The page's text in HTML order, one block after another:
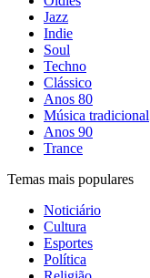
Jazz
Indie
Soul
Techno
Clássico
Anos 80
Música tradicional
Anos 90
Trance
Temas mais populares
Noticiário
Cultura
Esportes
Política